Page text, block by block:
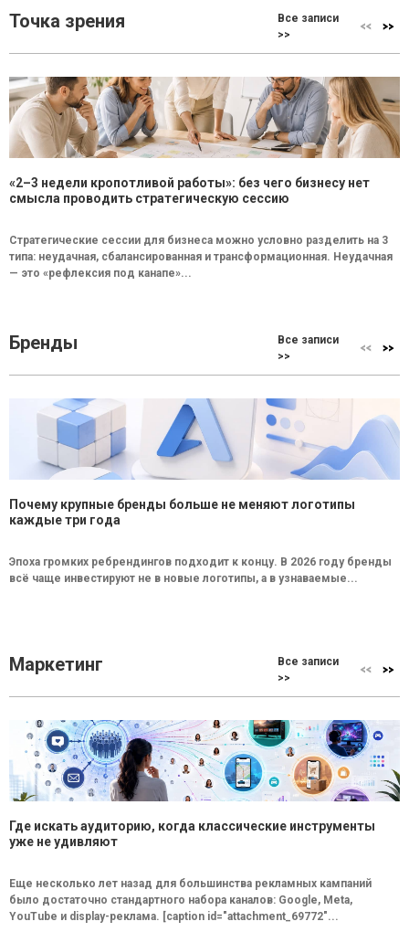
Точка зрения
Все записи
>>
«2–3 недели кропотливой работы»: без чего бизнесу нет
смысла проводить стратегическую сессию
Стратегические сессии для бизнеса можно условно разделить на 3
типа: неудачная, сбалансированная и трансформационная. Неудачная
— это «рефлексия под канапе»...
Бренды
Все записи
>>
Почему крупные бренды больше не меняют логотипы
каждые три года
Эпоха громких ребрендингов подходит к концу. В 2026 году бренды
всё чаще инвестируют не в новые логотипы, а в узнаваемые...
Маркетинг
Все записи
>>
Где искать аудиторию, когда классические инструменты
уже не удивляют
Еще несколько лет назад для большинства рекламных кампаний
было достаточно стандартного набора каналов: Google, Meta,
YouTube и display-реклама. [caption id="attachment_69772"...